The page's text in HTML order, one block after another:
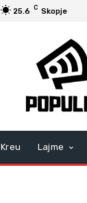
25.6 C Skopje
Kreu Lajme